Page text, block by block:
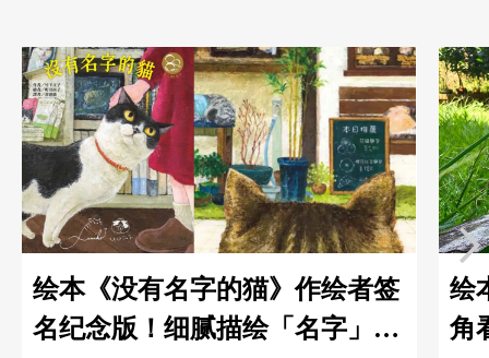
绘本《没有名字的猫》作绘者签
名纪念版！细腻描绘「名字」是
绘
角